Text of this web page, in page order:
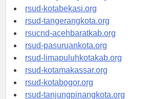
rsud-tangerangkab.org
rsud-kotabekasi.org
rsud-tangerangkota.org
rsucnd-acehbaratkab.org
rsud-pasuruankota.org
rsud-limapuluhkotakab.org
rsud-kotamakassar.org
rsud-kotabogor.org